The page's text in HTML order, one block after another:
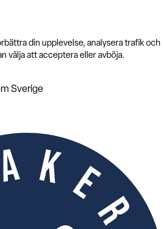
din upplevelse, analysera trafik och
välja att acceptera eller avböja.
Sverige